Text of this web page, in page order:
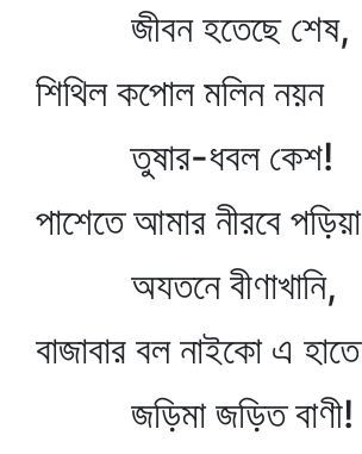
জীবন হতেছে শেষ,
শিথিল কপোল মলিন নয়ন
তুষার-ধবল কেশ!
পাশেতে আমার নীরবে পড়িয়া
অযতনে বীণাখানি,
বাজাবার বল নাইকো এ হাতে
জড়িমা জড়িত বাণী!